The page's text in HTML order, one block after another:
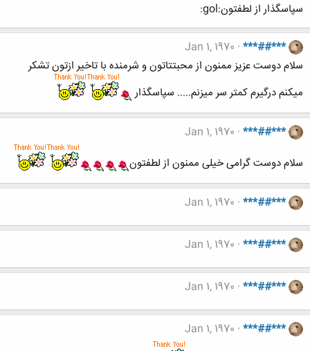
سپاسگذار از لطفتون:gol:
***##***
Jan 1, 1970
سلام دوست عزیز ممنون از محبتتاتون و شرمنده با تاخیر ازتون تشکر
میکنم درگیرم کمتر سر میزنم..... سپاسگذار
***##***
Jan 1, 1970
سلام دوست گرامی خیلی ممنون از لطفتون
***##***
Jan 1, 1970
***##***
Jan 1, 1970
***##***
Jan 1, 1970
***##***
Jan 1, 1970